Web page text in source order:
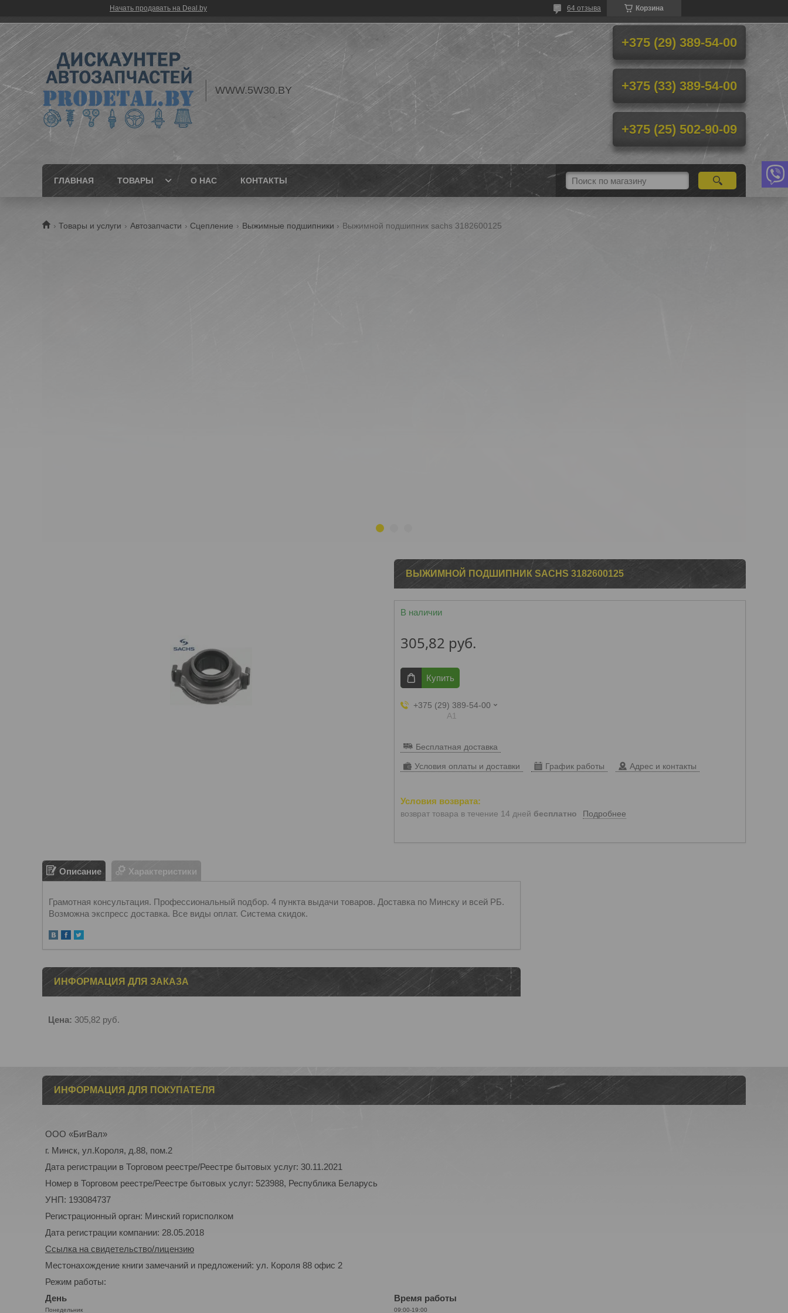
Начать продавать на Deal.by Корзина
64 отзыва
WWW.5W30.BY
+375 (29) 389-54-00
+375 (33) 389-54-00
+375 (25) 502-90-09
ГЛАВНАЯ ТОВАРЫ О НАС КОНТАКТЫ
Товары и услуги Автозапчасти Сцепление Выжимные подшипники Выжимной подшипник sachs 3182600125
ВЫЖИМНОЙ ПОДШИПНИК SACHS 3182600125
В наличии
305,82 руб.
Купить
+375 (29) 389-54-00
А1
Бесплатная доставка
Условия оплаты и доставки График работы Адрес и контакты
возврат товара в течение 14 дней бесплатно Подробнее
Описание Характеристики
Грамотная консультация. Профессиональный подбор. 4 пункта выдачи товаров. Доставка по Минску и всей РБ.
Возможна экспресс доставка. Все виды оплат. Система скидок.
ИНФОРМАЦИЯ ДЛЯ ЗАКАЗА
Цена: 305,82 руб.
ИНФОРМАЦИЯ ДЛЯ ПОКУПАТЕЛЯ
ООО «БигВал»
г. Минск, ул.Короля, д.88, пом.2
Дата регистрации в Торговом реестре/Реестре бытовых услуг: 30.11.2021
Номер в Торговом реестре/Реестре бытовых услуг: 523988, Республика Беларусь
УНП: 193084737
Регистрационный орган: Минский горисполком
Дата регистрации компании: 28.05.2018
Ссылка на свидетельство/лицензию
Местонахождение книги замечаний и предложений: ул. Короля 88 офис 2
Режим работы:
День
Время работы
Понедельник 09:00-19:00